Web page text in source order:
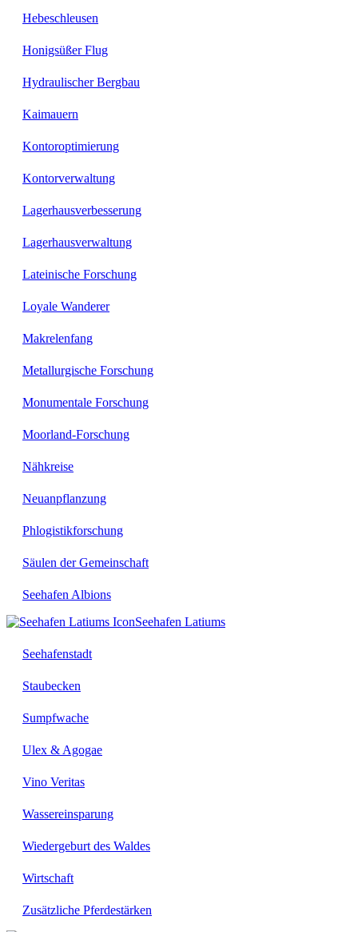
Hebeschleusen
Honigsüßer Flug
Hydraulischer Bergbau
Kaimauern
Kontoroptimierung
Kontorverwaltung
Lagerhausverbesserung
Lagerhausverwaltung
Lateinische Forschung
Loyale Wanderer
Makrelenfang
Metallurgische Forschung
Monumentale Forschung
Moorland-Forschung
Nähkreise
Neuanpflanzung
Phlogistikforschung
Säulen der Gemeinschaft
Seehafen Albions
Seehafen Latiums
Seehafenstadt
Staubecken
Sumpfwache
Ulex & Agogae
Vino Veritas
Wassereinsparung
Wiedergeburt des Waldes
Wirtschaft
Zusätzliche Pferdestärken